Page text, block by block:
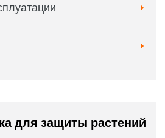
для защиты растений